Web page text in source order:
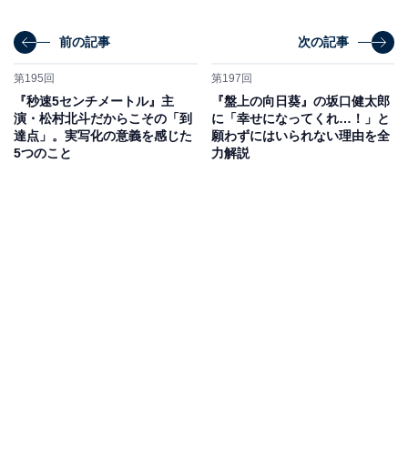
前の記事
第195回
『秒速5センチメートル』主
演・松村北斗だからこその「到
達点」。実写化の意義を感じた
5つのこと
次の記事
第197回
『盤上の向日葵』の坂口健太郎
に「幸せになってくれ…！」と
願わずにはいられない理由を全
力解説